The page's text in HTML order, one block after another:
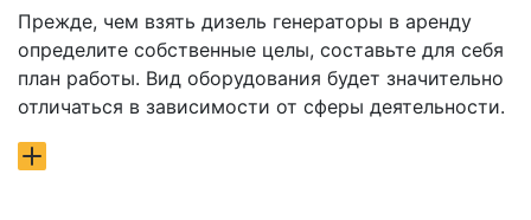
Прежде, чем взять дизель генераторы в аренду
определите собственные целы, составьте для себя
план работы. Вид оборудования будет значительно
отличаться в зависимости от сферы деятельности.